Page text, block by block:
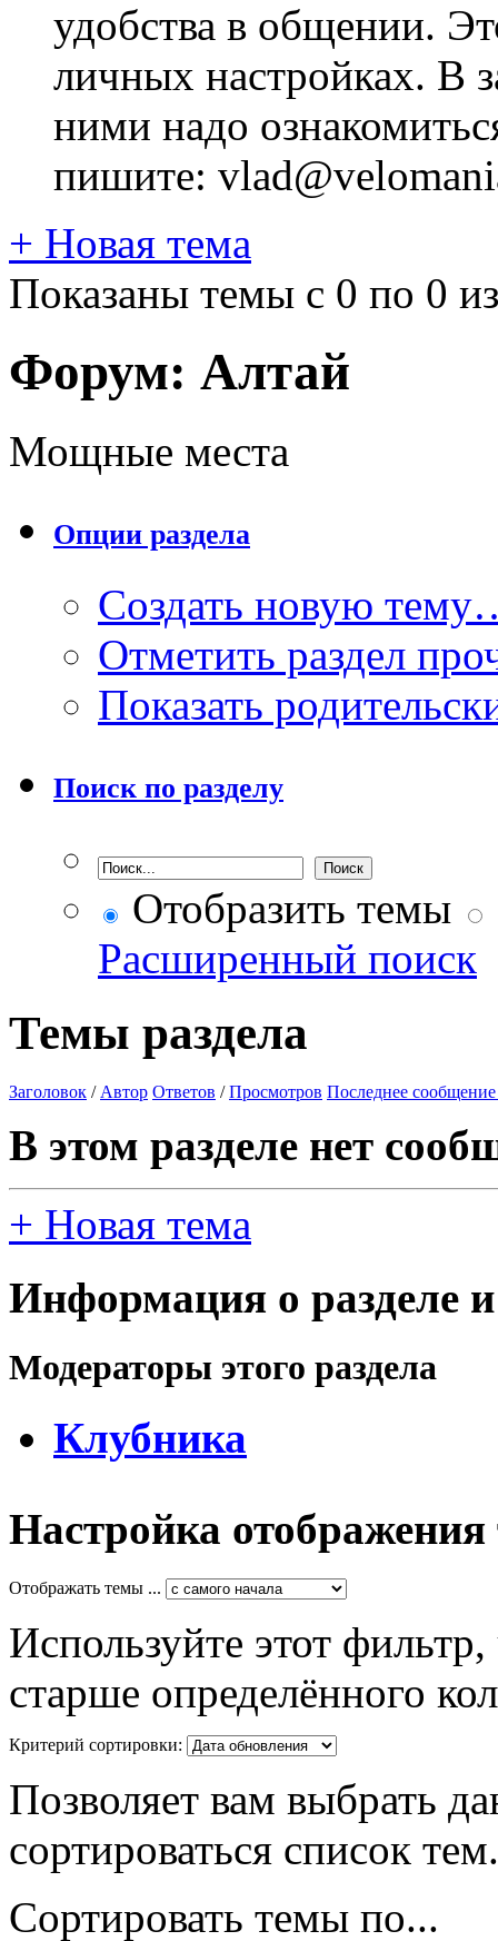
удобства в общении.
личных настройках. В
ними надо
пишите:
+ Новая тема
Показаны темы с 0 по 0
Форум: Алтай
Мощные места
Опции раздела
Создать новую
Отметить раздел
Показать
Поиск по разделу
Отобразить темы
Расширенный поиск
Темы раздела
Заголовок / Автор Ответов /Просмотров Последнее сообщение
В этом разделе нет
+ Новая тема
Информация о разделе
Модераторы этого раздела
Клубника
Настройка отображения
Отображать темы ...
Используйте этот
старше определённого
Критерий сортировки:
Позволяет вам выбрать
сортироваться список тем.
Сортировать темы по...